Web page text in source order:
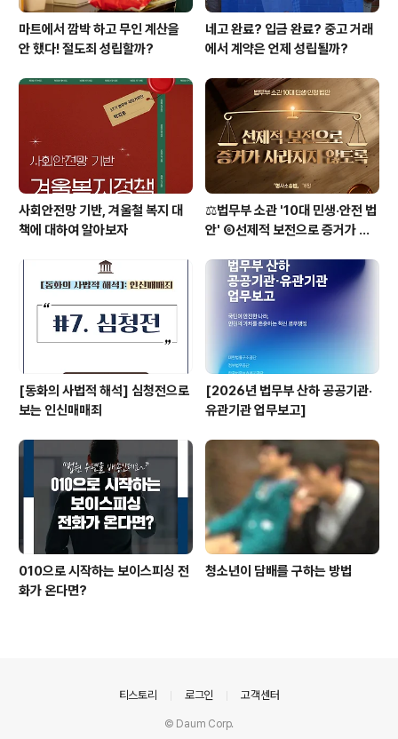
마트에서 깜박 하고 무인 계산을
안 했다! 절도죄 성립할까?
네고 완료? 입금 완료? 중고 거래
에서 계약은 언제 성립될까?
사회안전망 기반, 겨울철 복지 대
책에 대하여 알아보자
⚖️법무부 소관 '10대 민생·안전 법
안' ⑥선제적 보전으로 증거가 사
[동화의 사법적 해석] 심청전으로
보는 인신매매죄
[2026년 법무부 산하 공공기관·
유관기관 업무보고]
010으로 시작하는 보이스피싱 전
화가 온다면?
청소년이 담배를 구하는 방법
티스토리 로그인 고객센터
© Daum Corp.